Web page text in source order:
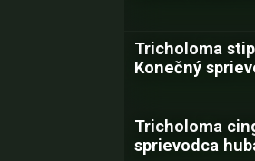
Tricholoma
Konečný
Tricholoma
sprievodca